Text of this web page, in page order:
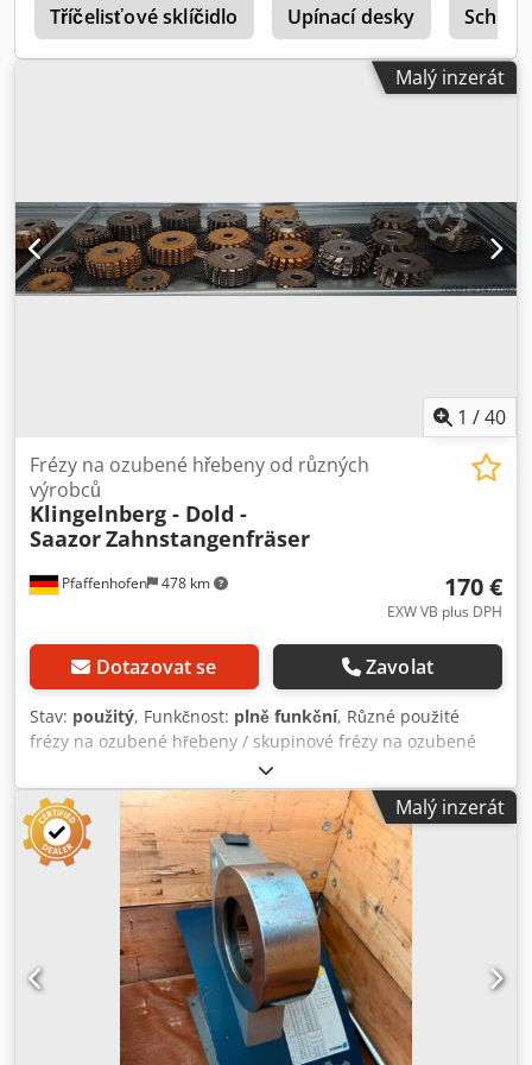
Tříčelisťové sklíčidlo Upínací desky
Malý inzerát
1 /40
Pfaffenhofen 478 km
Frézy na ozubené hřebeny od různých
výrobců
Klingelnberg - Dold -
SaazorZahnstangenfräser
170 €
EXW VB plus DPH
Dotazovat se Zavolat
Stav: použitý, Funkčnost: plně funkční, Různé použité
frézy na ozubené hřebeny / skupinové frézy na ozubené
hřebeny od různých výrobců Naše cenové představy jsou
netto ze skladu, bez balicích nákladů, od 170 €. Jednotlivé
ceny jsou následující: Výrobce Arnold Dold GmbH & Co.KG
Modul 0,5 – skupinová fréza – cena 370 € Modul 0,7 –
skupinová fréza – cena 380 € Modul 0,9 – povlak TIN – cena
530 € Dodpfoytrh Esx Al Tock Modul 1 – 2 ks k dispozici –
skupinová fréza – cena 390 € Modul 1,25 – skupinová fréza
– cena 410 € Modul 1,5 – povlak TIN – cena 750 € Modul
1,75 – skupinová fréza – cena 730 € Modul 2 – 4-drážkový –
poškození – 1,89 kg – cena 210 € Modul 2 – povlak TIN –
cena 770 € Modul 2,5 – 8-drážkový – poškození – 13,52 kg –
cena 470 € Modul 3 – poškození – 13,29 kg – cena 230 €
Malý inzerát